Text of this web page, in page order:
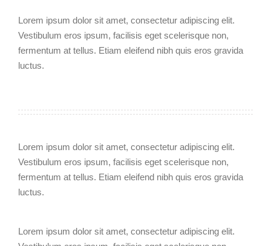
Lorem ipsum dolor sit amet, consectetur adipiscing elit.
Vestibulum eros ipsum, facilisis eget scelerisque non,
fermentum at tellus. Etiam eleifend nibh quis eros gravida
luctus.
Lorem ipsum dolor sit amet, consectetur adipiscing elit.
Vestibulum eros ipsum, facilisis eget scelerisque non,
fermentum at tellus. Etiam eleifend nibh quis eros gravida
luctus.
Lorem ipsum dolor sit amet, consectetur adipiscing elit.